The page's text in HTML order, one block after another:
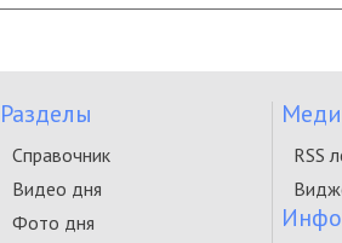
Разделы
Справочник
Видео дня
Фото дня
RSS